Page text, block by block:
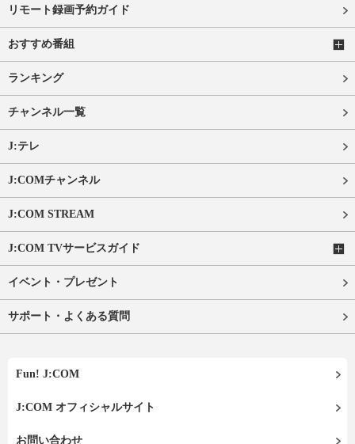
リモート録画予約ガイド
おすすめ番組
ランキング
チャンネル一覧
J:テレ
J:COMチャンネル
J:COM STREAM
J:COM TVサービスガイド
イベント・プレゼント
サポート・よくある質問
Fun! J:COM
J:COM オフィシャルサイト
お問い合わせ